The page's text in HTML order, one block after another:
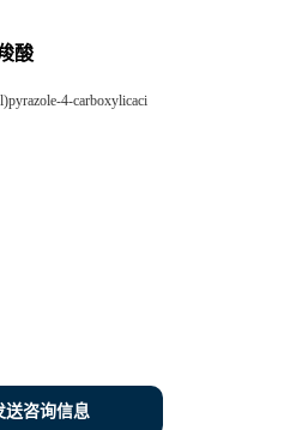
酸
4-carboxylicaci
送咨询信息